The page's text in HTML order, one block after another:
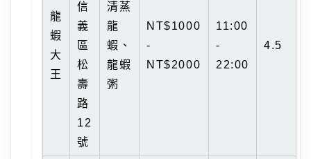
龍
蝦
大
王
信
義
區
松
壽
路
12
號
清蒸
龍
蝦、
龍蝦
粥
NT$1000
-
NT$2000
11:00
-
22:00
4.5